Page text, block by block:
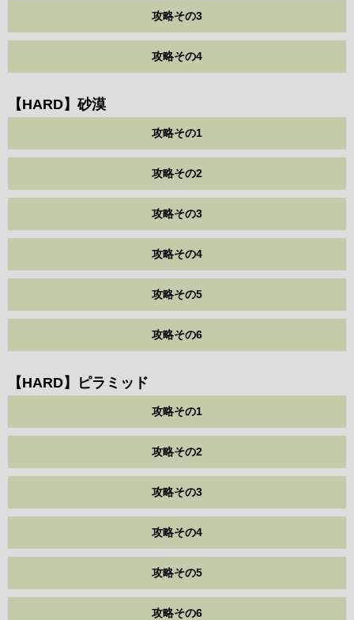
攻略その3
攻略その4
【HARD】砂漠
攻略その1
攻略その2
攻略その3
攻略その4
攻略その5
攻略その6
【HARD】ピラミッド
攻略その1
攻略その2
攻略その3
攻略その4
攻略その5
攻略その6